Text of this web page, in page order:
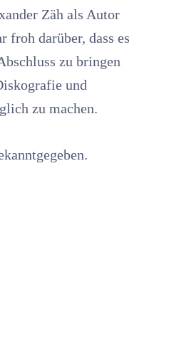
Zäh als Autor
froh darüber, dass es
zu bringen
und
zu machen.